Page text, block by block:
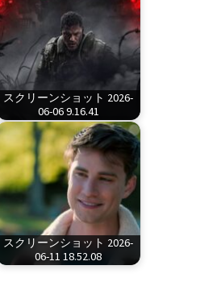
スクリーンショット 2026-
06-06 9.16.41
スクリーンショット 2026-
06-11 18.52.08